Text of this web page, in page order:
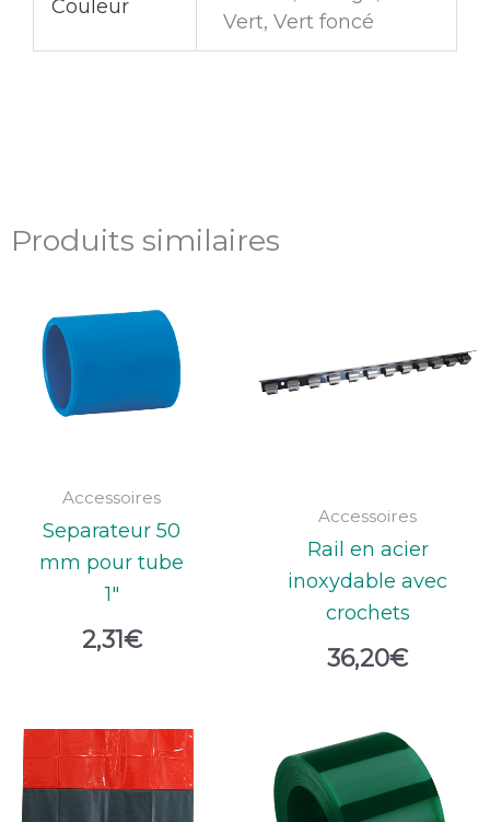
Couleur
Vert, Vert foncé
Produits similaires
Accessoires
Separateur 50
mm pour tube
1″
2,31€
Accessoires
Rail en acier
inoxydable avec
crochets
36,20€